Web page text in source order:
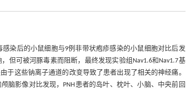
感染后的小鼠细胞与9例非带状疱疹感染的小鼠细胞对比后发
但可被河豚毒素而阻断，最终发现实验组Nav1.6和Nav1.7基
于这些钠离子通道的改变导致了患者出现了相关的神经痛。
脑影像对比发现，PNH患者的岛叶、枕叶、小脑、中央前回